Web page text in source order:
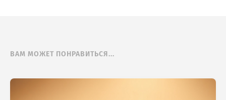
ВАМ МОЖЕТ ПОНРАВИТЬСЯ...